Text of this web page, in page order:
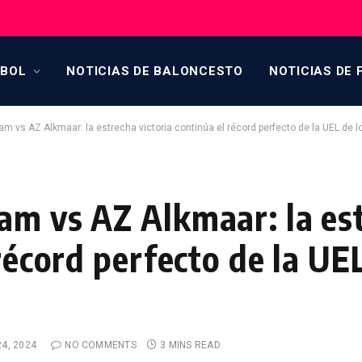
NOTICIAS DE BALONCESTO NOTICIAS DE
vs AZ Alkmaar: la estrecha victoria continúa el récord perfecto de la UEL de
vs AZ Alkmaar: la
perfecto de la
2024 NO COMMENTS 3 MINS READ